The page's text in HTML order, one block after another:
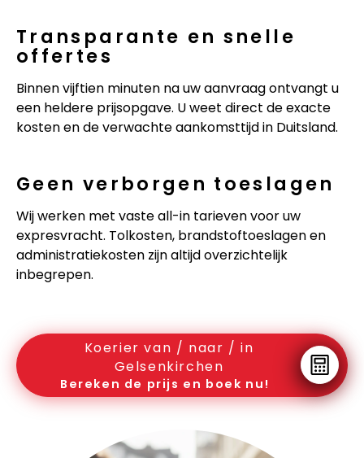
Transparante en snelle
offertes
Binnen vijftien minuten na uw aanvraag ontvangt u
een heldere prijsopgave. U weet direct de exacte
kosten en de verwachte aankomsttijd in Duitsland.
Geen verborgen toeslagen
Wij werken met vaste all-in tarieven voor uw
expresvracht. Tolkosten, brandstoftoeslagen en
administratiekosten zijn altijd overzichtelijk
inbegrepen.
Koerier van / naar / in
Gelsenkirchen
Bereken de prijs en boek nu!